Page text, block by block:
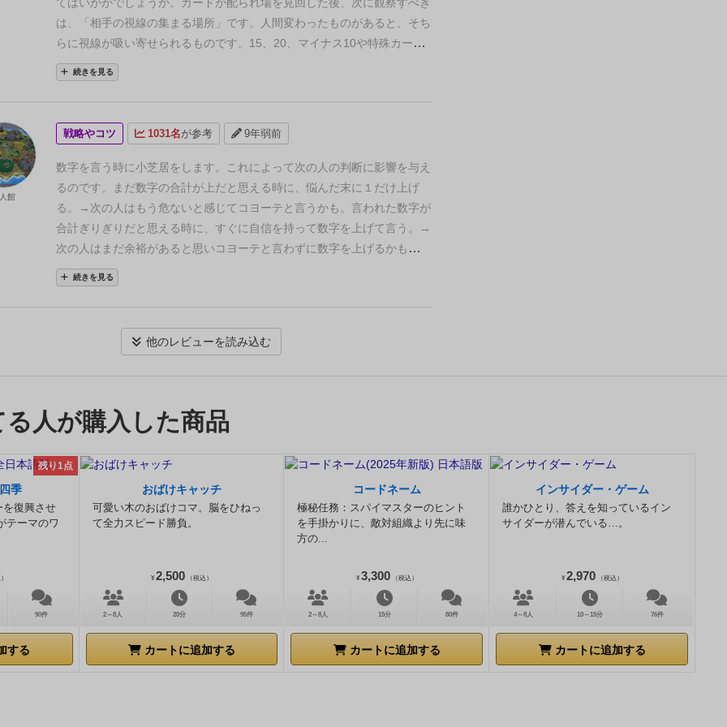
テの鳴き真似をして、一番上手だったプレイヤーからゲーム開始です！ ■
プレイ初めのプレイヤーは自分以外のプレイヤーのカードを確認し、この
場に少なくとも何匹コヨーテがいるか宣言してください。
整数に限ります。(マイナスや小数点は宣言できません。）
ーは以下2つのうちどちらかのアクションを行ってください。1.前のプレ
イヤーより大きい数字を宣言する。場にはもっとたくさんのコヨーテがい
ると思った場合、前の人より大きな数字を宣言してください。
言できる数字は正の整数のみです。 2.コヨーテ！前のプレイヤーの宣言し
た数字が場のコヨーテの数を超えていると思ったら「コヨーテ！」と元気
よく宣言してください。
誰かがコヨーテを宣言するまで時計回りにゲー
ムは進行していきます。 コヨーテが宣言されたら全員カードをおろし、コ
ヨーテが何匹いるのか数を数えます。
計算は1.基本カード(数字カード)の
ら、コヨーテの直前の数字の宣言が超えているか確認します。
いない場合コヨーテを宣言した人の負けです。身代わり人形を一つ失いま
数字を宣言した人の負けです。身代わり人形を一つ失います。
つ配り、次のラウンドを開始します。
混ぜ、よく切ってから配ります。
は、「相手の視線の集まる場所」です。
人間変わったものがあると、そち
らに視線が吸い寄せられるものです。15、20、マイナス10や特殊カード
等、それが自分の目に映る場所にあるならそう気にすることはありませ
ん。しかし、それが自分に向けられる視線であれば、当然注意が必要にな
ります。場の数字を計算した後、１人目の宣言する数字を聞きましょう。
計算した数字より明らかに高目の数字であればプラス側、低ければマイナ
ス側に大きい(MAX0含む)と予測が立ちます。また、複数人大きい数字や
特殊カードが場に出ると、半笑いをしたり笑い出したりする愉快なプレイ
ヤーもいるでしょう。わたしもその口です。そういった反応を回りが示
し、かつ自分の視線からは１～２枚しかその手のカードが見えなかったと
き。これも、自分が何かしらの特殊カードを持っていると仮定した方が良
いでしょう。逆に、場に特になにもなく、誰の視線も自分に集まっていな
いにもかかわらず、数字を跳ね上げるプレイヤーもいます。
宣言したプレイヤーではなく、手番でないプレイヤーを観察しましょう。
「え？」と微妙に表情が変わったり、他人のカードをチラリと見回したり
する人が１人はいるはずです。そういう反応がある時はこう解釈できま
「ああ、あの人から見えている範囲でも、その数字が出るのは不自然
り、ヒントは転がっているものです。
同じです。しかし、他の人の表情や視線を追うことで、ある程度の傾向は
いかがでしょうか。ちょっとした意識の違いで、勝率は上がるものです。
続きを見る
戦略やコツ 1031名が参考 9年弱前
数字を言う時に小芝居をします。
これによって次の人の判断に影響を与え
るのです。
まだ数字の合計が上だと思える時に、悩んだ末に１だけ上げ
る。
→次の人はもう危ないと感じてコヨーテと言うかも。言われた数字が
合計ぎりぎりだと思える時に、すぐに自信を持って数字を上げて言う。
→
次の人はまだ余裕があると思いコヨーテと言わずに数字を上げるかも。
分が最初に数字を言う場合、半笑いで１と言う。
スの数字で合計がマイナスと思いコヨーテと言うかも。
を高めるだけですが、何もしないよりはよいですよ。
続きを見る
館
他のレビューを読み込む
人が購入した商品
残り1点
季
を復興させ
テーマのワ
90件
する
おばけキャッチ
可愛い木のおばけコマ。脳をひねっ
て全力スピード勝負。
¥ 2,500 （税込）
2～8人 20分 95件
カートに追加する
コードネーム
極秘任務：スパイマスターのヒント
を手掛かりに、敵対組織より先に味
方の...
¥ 3,300 （税込）
2～8人 15分 80件
カートに追加する
インサイダー・ゲーム
誰かひとり、答えを知っているイン
サイダーが潜んでいる…。
¥ 2,970 （税込）
4～8人 10～15分 76件
カートに追加する